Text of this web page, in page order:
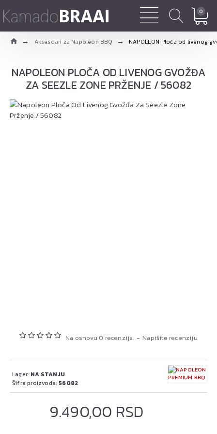
0
Aksesoari za Napoleon BBQ NAPOLEON Ploča od livenog
NAPOLEON PLOČA OD LIVENOG GVOŽĐA
ZA SEEZLE ZONE PRŽENJE / 56082
Na osnovu 0 recenzija. - Napišite recenziju
9.490,00 RSD
Lager: NA STANJU
Šifra proizvoda: 56082